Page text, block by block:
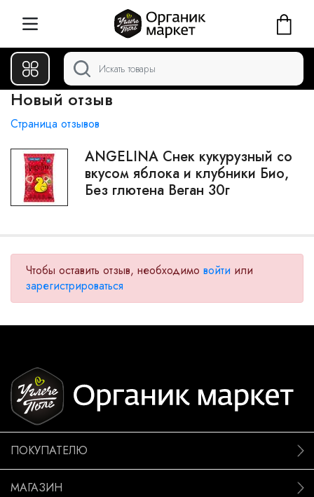
Новый отзыв
Страница отзывов
ANGELINA Снек кукурузный со
вкусом яблока и клубники Био,
Без глютена Веган 30г
Чтобы оставить отзыв, необходимо войти или
зарегистрироваться
ПОКУПАТЕЛЮ
МАГАЗИН